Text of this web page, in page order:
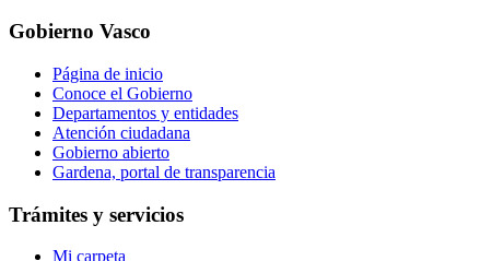
Gobierno Vasco
Página de inicio
Conoce el Gobierno
Departamentos y entidades
Atención ciudadana
Gobierno abierto
Gardena, portal de transparencia
Trámites y servicios
Mi carpeta